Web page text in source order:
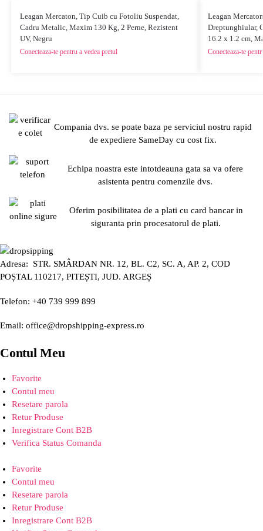
Leagan Mercaton, Tip Cuib cu Fotoliu Suspendat,
Cadru Metalic, Maxim 130 Kg, 2 Perne, Rezistent
UV, Negru
Conecteaza-te pentru a vedea pretul
Leagan
Dreptunghiular,
16.2 x 1.2 cm,
Conecteaza-te
Compania dvs. se poate baza pe serviciul nostru rapid
de expediere SameDay cu cost fix.
Echipa noastra este intotdeauna gata sa va ofere
asistenta pentru comenzile dvs.
Oferim posibilitatea de a plati cu card bancar in
siguranta prin procesatorul de plati.
Adresa: STR. SMÂRDAN NR. 12, BL. C2, SC. A, AP. 2, COD
POȘTAL 110217, PITEȘTI, JUD. ARGEȘ
Telefon: +40 739 999 899
Email: office@dropshipping-express.ro
Contul Meu
Favorite
Contul meu
Resetare parola
Retur Produse
Inregistrare Cont B2B
Verifica Status Comanda
Favorite
Contul meu
Resetare parola
Retur Produse
Inregistrare Cont B2B